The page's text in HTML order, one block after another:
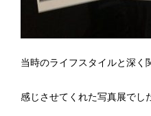
当時のライフスタイルと深く
感じさせてくれた写真展でし